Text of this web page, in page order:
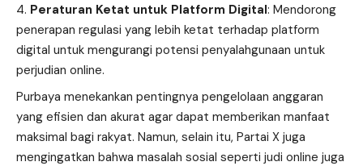
Peraturan Ketat untuk Platform Digital: Mendorong
penerapan regulasi yang lebih ketat terhadap platform
digital untuk mengurangi potensi penyalahgunaan untuk
perjudian online.
Purbaya menekankan pentingnya pengelolaan anggaran
yang efisien dan akurat agar dapat memberikan manfaat
maksimal bagi rakyat. Namun, selain itu, Partai X juga
mengingatkan bahwa masalah sosial seperti judi online juga